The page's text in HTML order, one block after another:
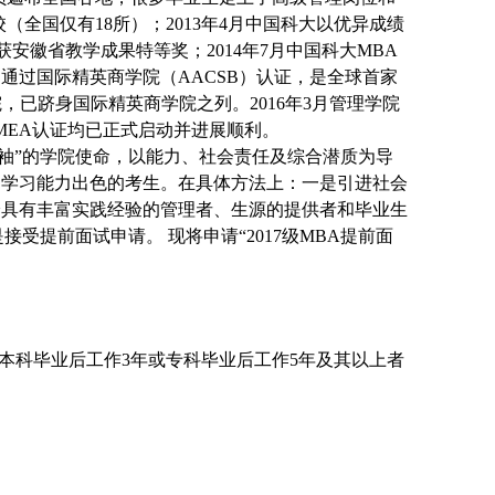
全国仅有18所）；2013年4月中国科大以优异成绩
徽省教学成果特等奖；2014年7月中国科大MBA
过国际精英商学院（AACSB）认证，是全球首家
已跻身国际精英商学院之列。2016年3月管理学院
认证均已正式启动并进展顺利。
的学院使命，以能力、社会责任及综合潜质为导
习能力出色的考生。在具体方法上：一是引进社会
有丰富实践经验的管理者、生源的提供者和毕业生
受提前面试申请。 现将申请“2017级MBA提前面
毕业后工作3年或专科毕业后工作5年及其以上者